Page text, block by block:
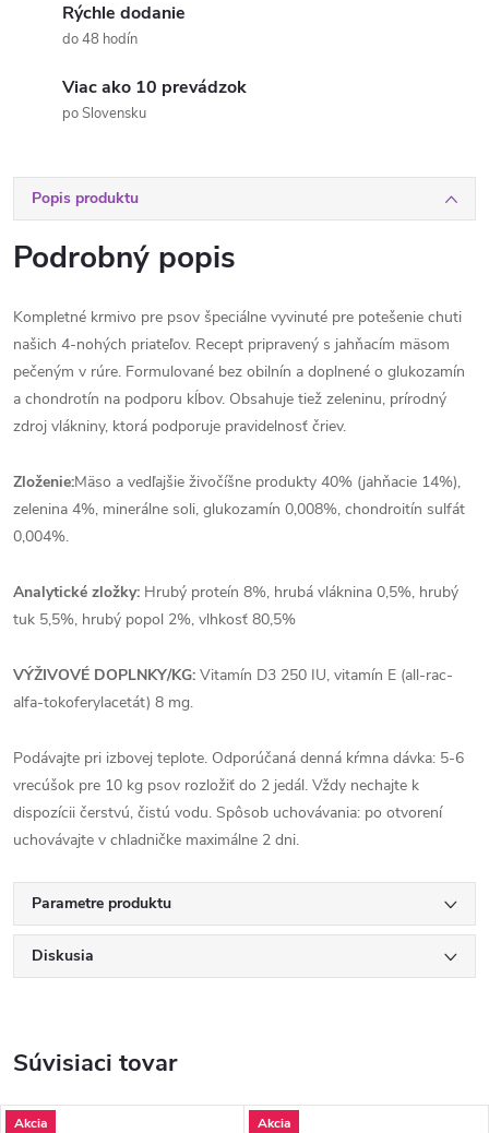
Rýchle dodanie
do 48 hodín
Viac ako 10 prevádzok
po Slovensku
Popis produktu
Podrobný popis
Kompletné krmivo pre psov špeciálne vyvinuté pre potešenie chuti
našich 4-nohých priateľov. Recept pripravený s jahňacím mäsom
pečeným v rúre. Formulované bez obilnín a doplnené o glukozamín
a chondrotín na podporu kĺbov. Obsahuje tiež zeleninu, prírodný
zdroj vlákniny, ktorá podporuje pravidelnosť čriev.
Zloženie:Mäso a vedľajšie živočíšne produkty 40% (jahňacie 14%),
zelenina 4%, minerálne soli, glukozamín 0,008%, chondroitín sulfát
0,004%.
Analytické zložky: Hrubý proteín 8%, hrubá vláknina 0,5%, hrubý
tuk 5,5%, hrubý popol 2%, vlhkosť 80,5%
VÝŽIVOVÉ DOPLNKY/KG: Vitamín D3 250 IU, vitamín E (all-rac-
alfa-tokoferylacetát) 8 mg.
Podávajte pri izbovej teplote. Odporúčaná denná kŕmna dávka: 5-6
vrecúšok pre 10 kg psov rozložiť do 2 jedál. Vždy nechajte k
dispozícii čerstvú, čistú vodu. Spôsob uchovávania: po otvorení
uchovávajte v chladničke maximálne 2 dni.
Parametre produktu
Diskusia
Súvisiaci tovar
Akcia
Akcia